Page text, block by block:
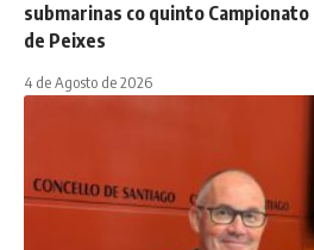
submarinas co quinto
de Peixes
4 de Agosto de 2026